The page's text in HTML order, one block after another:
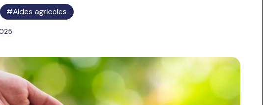
Aides agricoles